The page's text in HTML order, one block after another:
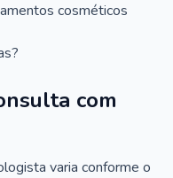
cosméticos
com
varia conforme o